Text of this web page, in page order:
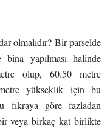
olmalıdır? Bir parselde
yapılması halinde
olup, 60.50 metre
yükseklik için bu
fıkraya göre fazladan
veya birkaç kat birlikte